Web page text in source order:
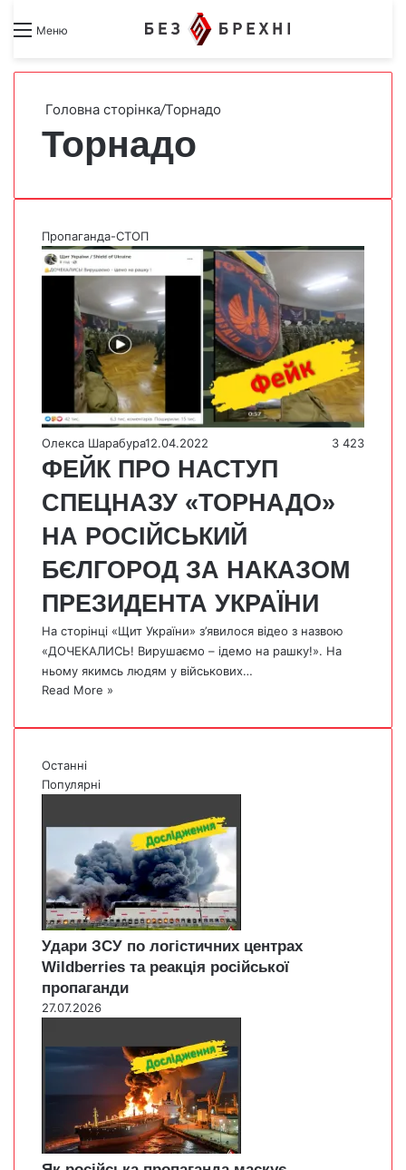
Меню Search forSwitch skin
Головна сторінка/Торнадо
Торнадо
Пропаганда-СТОП
Олекса Шарабура12.04.2022 3 423
ФЕЙК ПРО НАСТУП
СПЕЦНАЗУ «ТОРНАДО»
НА РОСІЙСЬКИЙ
БЄЛГОРОД ЗА НАКАЗОМ
ПРЕЗИДЕНТА УКРАЇНИ
На сторінці «Щит України» з’явилося відео з назвою
«ДОЧЕКАЛИСЬ! Вирушаємо – ідемо на рашку!». На
ньому якимсь людям у військових…
Read More »
Останні
Популярні
Удари ЗСУ по логістичних центрах
Wildberries та реакція російської
пропаганди
27.07.2026